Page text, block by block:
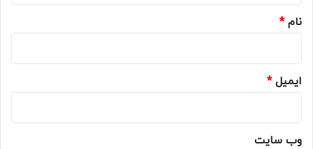
نام*
ایمیل*
وب‌ سایت